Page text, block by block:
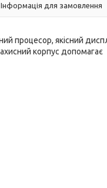
Інформація для замовлення
процесор, якісний
корпус допомагає